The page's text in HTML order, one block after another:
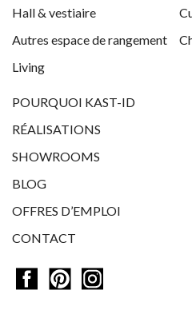
Hall & vestiaire
Autres espace de rangement
Living
POURQUOI KAST-ID
RÉALISATIONS
SHOWROOMS
BLOG
OFFRES D’EMPLOI
CONTACT